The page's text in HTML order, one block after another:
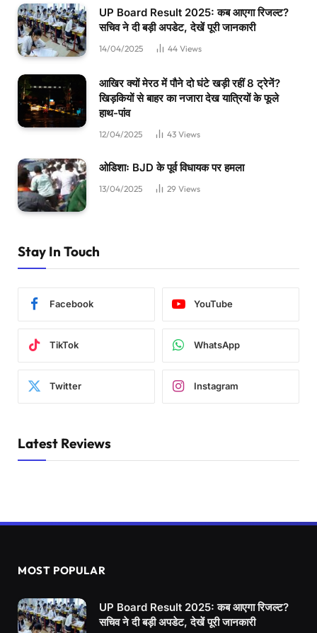
UP Board Result 2025: कब आएगा रिजल्ट?
सचिव ने दी बड़ी अपडेट, देखें पूरी जानकारी
14/04/2025 44 Views
आखिर क्यों मेरठ में पौने दो घंटे खड़ी रहीं 8 ट्रेनें?
खिड़कियों से बाहर का नजारा देख यात्रियों के फूले
हाथ-पांव
12/04/2025 43 Views
ओडिशाः BJD के पूर्व विधायक पर हमला
13/04/2025 29 Views
Stay In Touch
Facebook YouTube
TikTok WhatsApp
Twitter Instagram
Latest Reviews
MOST POPULAR
UP Board Result 2025: कब आएगा रिजल्ट?
सचिव ने दी बड़ी अपडेट, देखें पूरी जानकारी